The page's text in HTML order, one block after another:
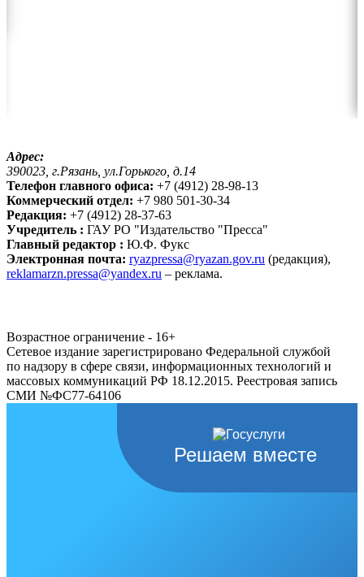
Адрес:
390023, г.Рязань, ул.Горького, д.14
Телефон главного офиса: +7 (4912) 28-98-13
Коммерческий отдел: +7 980 501-30-34
Редакция: +7 (4912) 28-37-63
Учредитель : ГАУ РО "Издательство "Пресса"
Главный редактор : Ю.Ф. Фукс
Электронная почта: ryazpressa@ryazan.gov.ru (редакция),
reklamarzn.pressa@yandex.ru – реклама.
Возрастное ограничение - 16+
Сетевое издание зарегистрировано Федеральной службой
по надзору в сфере связи, информационных технологий и
массовых коммуникаций РФ 18.12.2015. Реестровая запись
СМИ №ФС77-64106
Решаем вместе